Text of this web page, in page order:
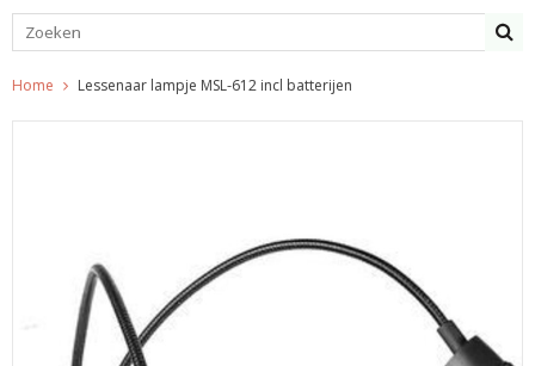
Home Lessenaar lampje MSL-612 incl batterijen